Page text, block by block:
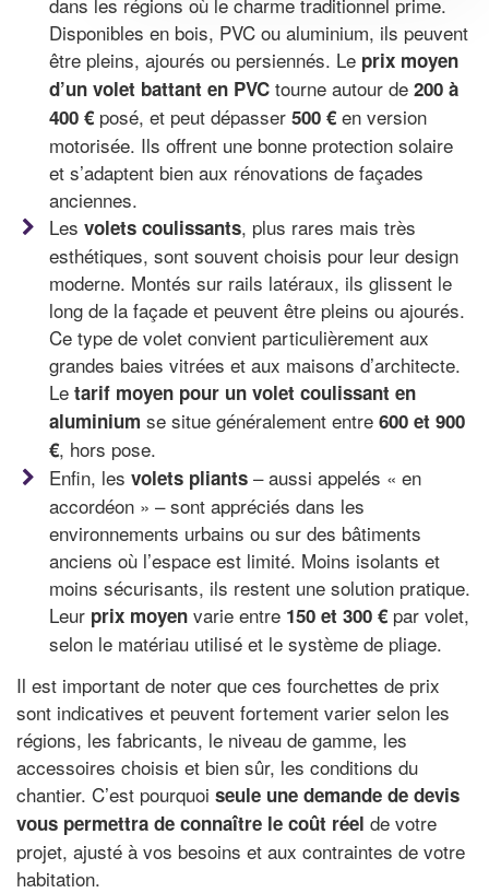
Disponibles en bois, PVC ou aluminium, ils peuvent
être pleins, ajourés ou persiennés. Le prix moyen
d’un volet battant en PVC tourne autour de 200 à
400 € posé, et peut dépasser 500 € en version
motorisée. Ils offrent une bonne protection solaire
et s’adaptent bien aux rénovations de façades
anciennes.
Les volets coulissants, plus rares mais très
esthétiques, sont souvent choisis pour leur design
moderne. Montés sur rails latéraux, ils glissent le
long de la façade et peuvent être pleins ou ajourés.
Ce type de volet convient particulièrement aux
grandes baies vitrées et aux maisons d’architecte.
Le tarif moyen pour un volet coulissant en
aluminium se situe généralement entre 600 et 900
€, hors pose.
Enfin, les volets pliants – aussi appelés « en
accordéon » – sont appréciés dans les
environnements urbains ou sur des bâtiments
anciens où l’espace est limité. Moins isolants et
moins sécurisants, ils restent une solution pratique.
Leur prix moyen varie entre 150 et 300 € par volet,
selon le matériau utilisé et le système de pliage.
Il est important de noter que ces fourchettes de prix
sont indicatives et peuvent fortement varier selon les
régions, les fabricants, le niveau de gamme, les
accessoires choisis et bien sûr, les conditions du
chantier. C’est pourquoi seule une demande de devis
vous permettra de connaître le coût réel de votre
projet, ajusté à vos besoins et aux contraintes de votre
habitation.